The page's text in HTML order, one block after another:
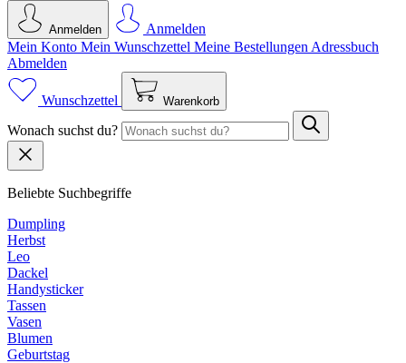
Anmelden
Anmelden
Mein Konto Mein Wunsch­zettel Meine Bestellungen Adressbuch
Abmelden
Wunschzettel Warenkorb
Wonach suchst du?
Beliebte Suchbegriffe
Dumpling
Herbst
Leo
Dackel
Handysticker
Tassen
Vasen
Blumen
Geburtstag